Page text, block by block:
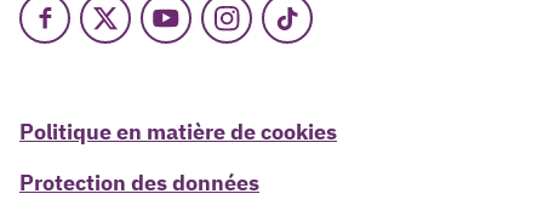
Facebook
X YoutubeInstagram
TikTok
Politique en matière de cookies
Protection des données